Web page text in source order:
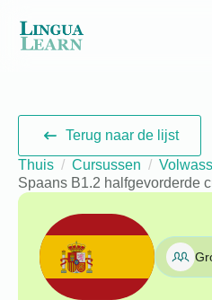
Terug naar de lijst
Thuis
Cursussen
Spaans B1.2 halfgevorderde